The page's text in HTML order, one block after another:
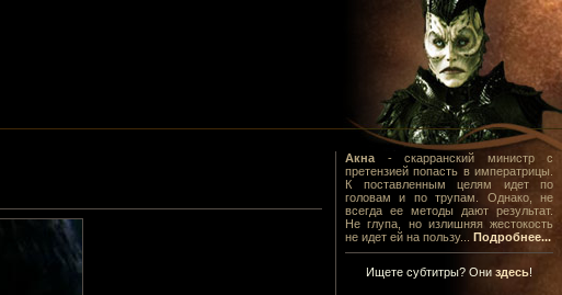
Акна - скарранский министр с
претензией попасть в императрицы.
К поставленным целям идет по
головам и по трупам. Однако, не
всегда ее методы дают результат.
Не глупа, но излишняя жестокость
не идет ей на пользу... Подробнее...
Ищете субтитры? Они здесь!